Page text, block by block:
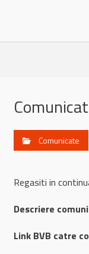
Comunicate
Regasiti in
Descriere
Link BVB catre